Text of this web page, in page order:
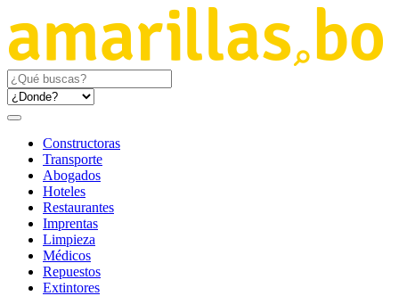
Constructoras
Transporte
Abogados
Hoteles
Restaurantes
Imprentas
Limpieza
Médicos
Repuestos
Extintores